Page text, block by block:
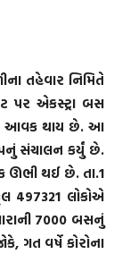
તહેવાર નિમિતે
પર એકસ્ટ્રા બસ
આવક થાય છે. આ
સંચાલન કર્યું છે.
ઊભી થઈ છે. તા.1
497321 લોકોએ
7000 બસનું
ગત વર્ષે કોરોના